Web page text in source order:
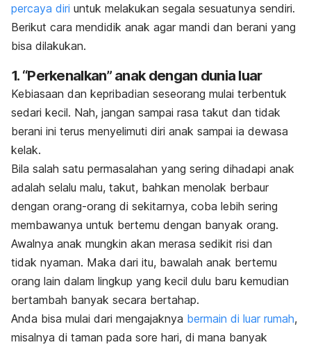
percaya diri untuk melakukan segala sesuatunya sendiri.
Berikut cara mendidik anak agar mandi dan berani yang
bisa dilakukan.
1. “Perkenalkan” anak dengan dunia luar
Kebiasaan dan kepribadian seseorang mulai terbentuk
sedari kecil. Nah, jangan sampai rasa takut dan tidak
berani ini terus menyelimuti diri anak sampai ia dewasa
kelak.
Bila salah satu permasalahan yang sering dihadapi anak
adalah selalu malu, takut, bahkan menolak berbaur
dengan orang-orang di sekitarnya, coba lebih sering
membawanya untuk bertemu dengan banyak orang.
Awalnya anak mungkin akan merasa sedikit risi dan
tidak nyaman. Maka dari itu, bawalah anak bertemu
orang lain dalam lingkup yang kecil dulu baru kemudian
bertambah banyak secara bertahap.
Anda bisa mulai dari mengajaknya bermain di luar rumah,
misalnya di taman pada sore hari, di mana banyak